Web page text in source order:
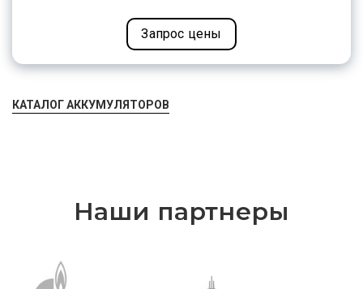
Запрос цены
КАТАЛОГ АККУМУЛЯТОРОВ
Наши партнеры